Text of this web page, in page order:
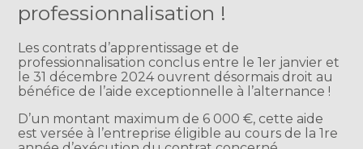
professionnalisation !
Les contrats d’apprentissage et de
professionnalisation conclus entre le 1er janvier et
le 31 décembre 2024 ouvrent désormais droit au
bénéfice de l’aide exceptionnelle à l’alternance !
D’un montant maximum de 6 000 €, cette aide
est versée à l’entreprise éligible au cours de la 1re